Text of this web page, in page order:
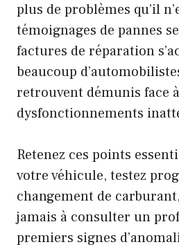
plus de problèmes qu’il
témoignages de pannes
factures de réparation
beaucoup
retrouvent démunis face
dysfonctionnements
Retenez ces points
votre véhicule, testez
changement de
jamais à consulter un
premiers signes